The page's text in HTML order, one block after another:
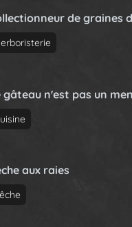
de graines
gâteau n'est pas un
aux raies